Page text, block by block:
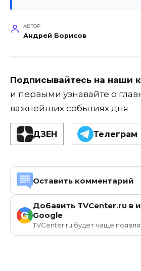
АВТОР
Андрей Борисов
Подписывайтесь на наши
и первыми узнавайте о
важнейших событиях дня.
ДЗЕН Телеграм
Оставить комментарий
G
Добавить TVCenter.ru в
Google
TVCenter.ru будет чаще